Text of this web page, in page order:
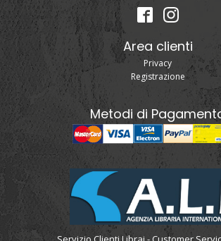
Area clienti
Privacy
Registrazione
Metodi di